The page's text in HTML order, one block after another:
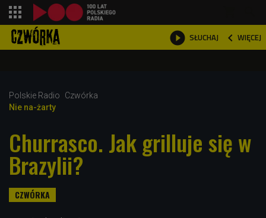
 SŁUCHAJ  WIĘCEJ

Polskie Radio
Czwórka
Nie na-żarty
Churrasco. Jak grilluje się w
Brazylii?